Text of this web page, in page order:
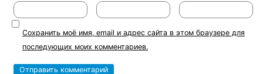
Сохранить моё имя, email и адрес сайта в этом браузере для
последующих моих комментариев.